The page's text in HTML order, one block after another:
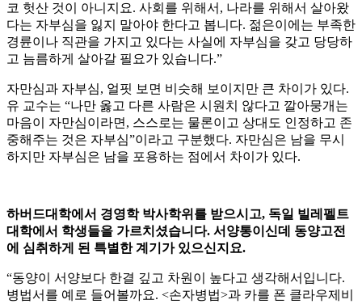
코 헛산 것이 아니지요. 사회를 위해서, 나라를 위해서 살아왔
다는 자부심을 잃지 말아야 한다고 봅니다. 젊은이에는 부족한
경륜이나 직관을 가지고 있다는 사실에 자부심을 갖고 당당하
고 늠름하게 살아갈 필요가 있습니다.”
자만심과 자부심, 얼핏 보면 비슷해 보이지만 큰 차이가 있다.
유 교수는 “나만 옳고 다른 사람은 시원치 않다고 깔아뭉개는
마음이 자만심이라면, 스스로는 물론이고 상대도 인정하고 존
중해주는 것은 자부심”이라고 구분했다. 자만심은 남을 무시
하지만 자부심은 남을 포용하는 점에서 차이가 있다.
하버드대학에서 경영학 박사학위를 받으시고, 독일 빌레펠트
대학에서 학생들을 가르치셨습니다. 서양통이신데 동양고전
에 심취하게 된 특별한 계기가 있으신지요.
“동양이 서양보다 한결 깊고 차원이 높다고 생각해서입니다.
병법서를 예로 들어볼까요. <손자병법>과 카를 폰 클라우제비